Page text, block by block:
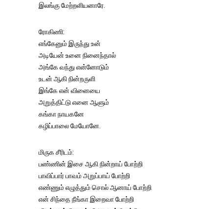
இலங்கு மேற்றளியனாரே.
ரோகிணி:
எங்கேனும் இருந்து உன்
அடியேன் உனை நினைந்தால்
அங்கே வந்து என்னோடும்
உடன் ஆகி நின்றருளி
இங்கே என் வினையை
அறுத்திட்டு எனை ஆளும்
கங்கா நாயகனே
கழிப்பாலை மேயோனே.
மிருக சீரிடம்:
பண்ணின் இசை ஆகி நின்றாய் போற்றி
பாவிப்பார் பாவம் அறுப்பாய் போற்றி
எண்ணும் எழுத்தும் சொல் ஆனாய் போற்றி
என் சிந்தை நீங்கா இறைவா போற்றி